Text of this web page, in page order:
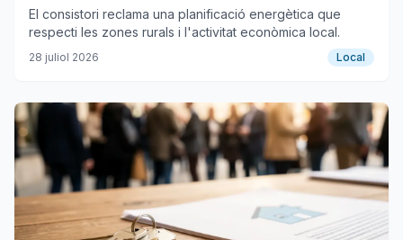
El consistori reclama una planificació energètica que
respecti les zones rurals i l'activitat econòmica local.
28 juliol 2026 Local